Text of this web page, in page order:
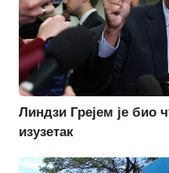
Линдзи Грејем је био
изузетак